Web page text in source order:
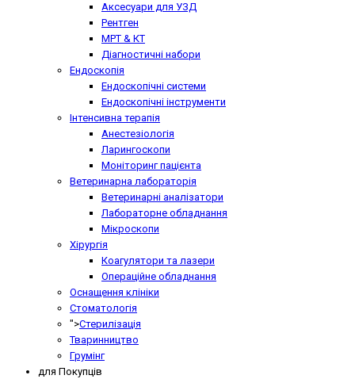
Аксесуари для УЗД
Рентген
МРТ & КТ
Діагностичні набори
Ендоскопія
Ендоскопічні системи
Ендоскопічні інструменти
Інтенсивна терапія
Анестезіологія
Ларингоскопи
Моніторинг пацієнта
Ветеринарна лабораторія
Ветеринарні аналізатори
Лабораторне обладнання
Мікроскопи
Хірургія
Коагулятори та лазери
Операційне обладнання
Оснащення клініки
Стоматологія
">Стерилізація
Тваринництво
Грумінг
для Покупців